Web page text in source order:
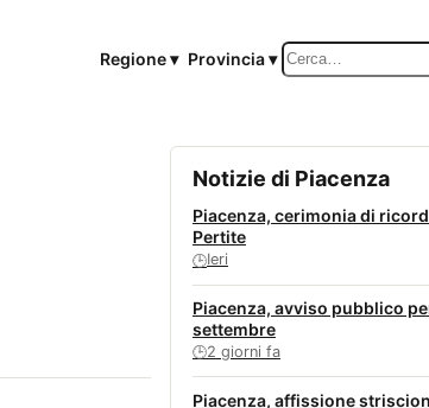
Regione ▾ Provincia ▾ Cerca
Notizie di Piacenza
Piacenza, cerimonia di
Pertite
🕒Ieri
Piacenza, avviso pubblico
settembre
🕒2 giorni fa
Piacenza, affissione